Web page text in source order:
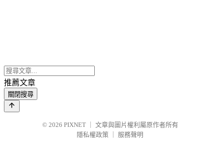
推薦文章
關閉搜尋
© 2026 PIXNET
文章與圖片權利屬原作者所有
隱私權政策
服務聲明